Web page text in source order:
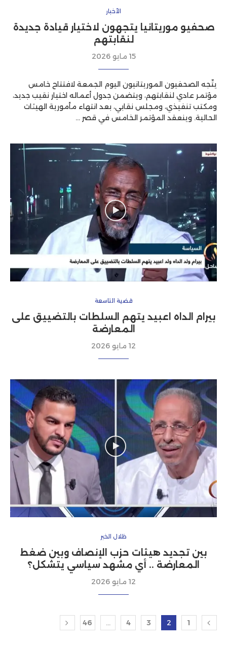
الأخبار
صحفيو موريتانيا يتجهون لاختيار قيادة جديدة
لنقابتهم
15 مايو 2026
يتّجه الصحفيون الموريتانيون اليوم الجمعة لافتتاح خامس
مؤتمر عادي لنقابتهم، ويتضمن جدول أعماله اختيار نقيب جديد،
ومكتب تنفيذي، ومجلس نقابي، بعد انتهاء مأمورية الهيئات
الحالية. وينعقد المؤتمر الخامس في قصر …
قضية التاسعة
بيرام الداه اعبيد يتهم السلطات بالتضييق على
المعارضة
12 مايو 2026
ظلال الخبر
بين تجديد هيئات حزب الإنصاف وبين ضغط
المعارضة .. أي مشهد سياسي يتشكل؟
12 مايو 2026
1
2
3
4
…
46